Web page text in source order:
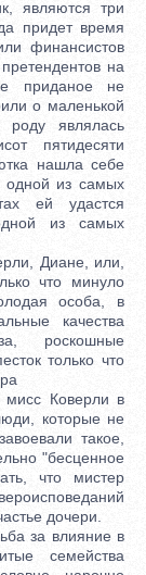
являются три
придет время
финансистов
на
приданое не
о маленькой
являлась
пятидесяти
нашла себе
одной из самых
ей удастся
из самых
Диане, или,
что минуло
особа, в
качества
роскошные
только что
Коверли в
которые не
такое,
"бесценное
что мистер
дочери.
за влияние в
семейства